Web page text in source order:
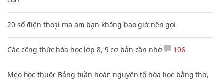
20 số điện thoại ma ám bạn không bao giờ nên gọi
Các công thức hóa học lớp 8, 9 cơ bản cần nhớ 106
Mẹo học thuộc Bảng tuần hoàn nguyên tố hóa học bằng thơ,